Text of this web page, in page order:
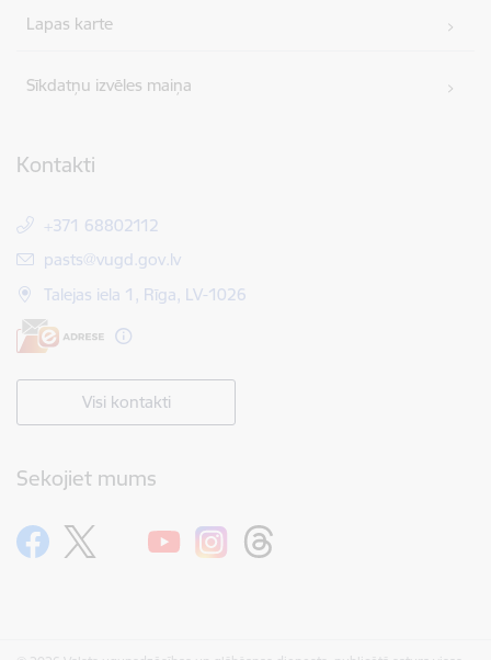
Lapas karte
Sīkdatņu izvēles maiņa
Kontakti
+371 68802112
E-pasts:
pasts@vugd.gov.lv
Talejas iela 1, Rīga, LV-1026
Visi kontakti
Sekojiet mums